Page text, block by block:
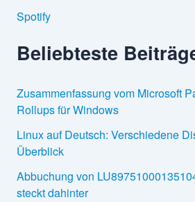
Spotify
Beliebteste
Zusammenfassung vom Microsoft
Rollups für Windows
Linux auf Deutsch: Verschiedene
Überblick
Abbuchung von
steckt dahinter